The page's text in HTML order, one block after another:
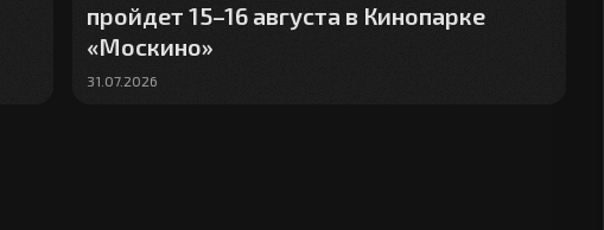
пройдет 15–16 августа в Кинопарке
«Москино»
31.07.2026